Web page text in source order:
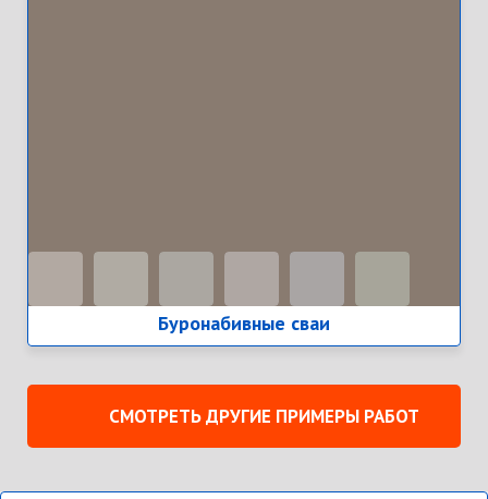
Буронабивные сваи
СМОТРЕТЬ ДРУГИЕ ПРИМЕРЫ РАБОТ